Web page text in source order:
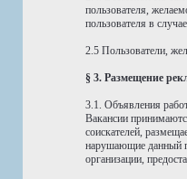
пользователя,
пользователя в
2.5 Пользователи,
§ 3. Размещение
3.1. Объявления
Вакансии
соискателей,
нарушающие данный
организации,